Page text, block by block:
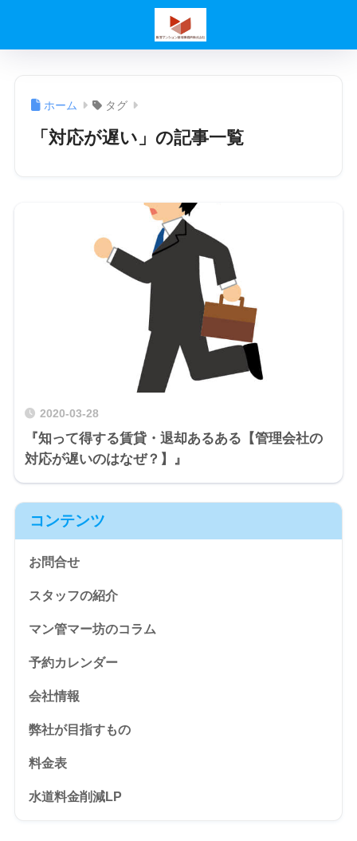
ホーム タグ
「対応が遅い」の記事一覧
2020-03-28
『知って得する賃貸・退却あるある【管理会社の
対応が遅いのはなぜ？】』
コンテンツ
お問合せ
スタッフの紹介
マン管マー坊のコラム
予約カレンダー
会社情報
弊社が目指すもの
料金表
水道料金削減LP